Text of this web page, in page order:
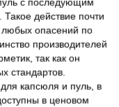
действие почти
любых опасений по
производителей
так как он
стандартов.
капсюля и пуль, в
в ценовом